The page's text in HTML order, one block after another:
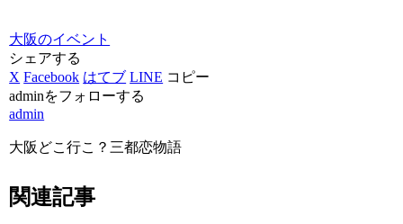
大阪のイベント
シェアする
X Facebook はてブ LINE コピー
adminをフォローする
admin
大阪どこ行こ？三都恋物語
関連記事